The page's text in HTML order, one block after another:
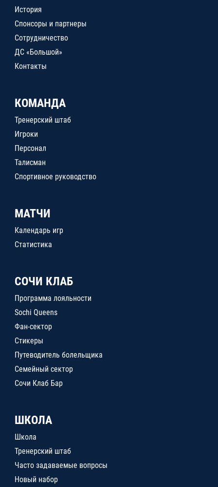
История
Спонсоры и партнеры
Сотрудничество
ДС «Большой»
Контакты
КОМАНДА
Тренерский штаб
Игроки
Персонал
Талисман
Спортивное руководство
МАТЧИ
Календарь игр
Статистика
СОЧИ КЛАБ
Программа лояльности
Sochi Queens
Фан-сектор
Стикеры
Путеводитель болельщика
Семейный сектор
Сочи Клаб Бар
ШКОЛА
Школа
Тренерский штаб
Часто задаваемые вопросы
Новый набор